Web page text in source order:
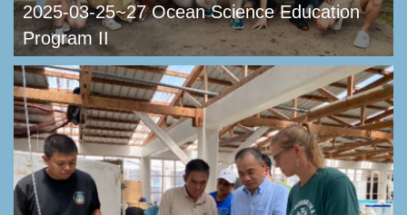
2025-03-25~27 Ocean Science Education
Program II